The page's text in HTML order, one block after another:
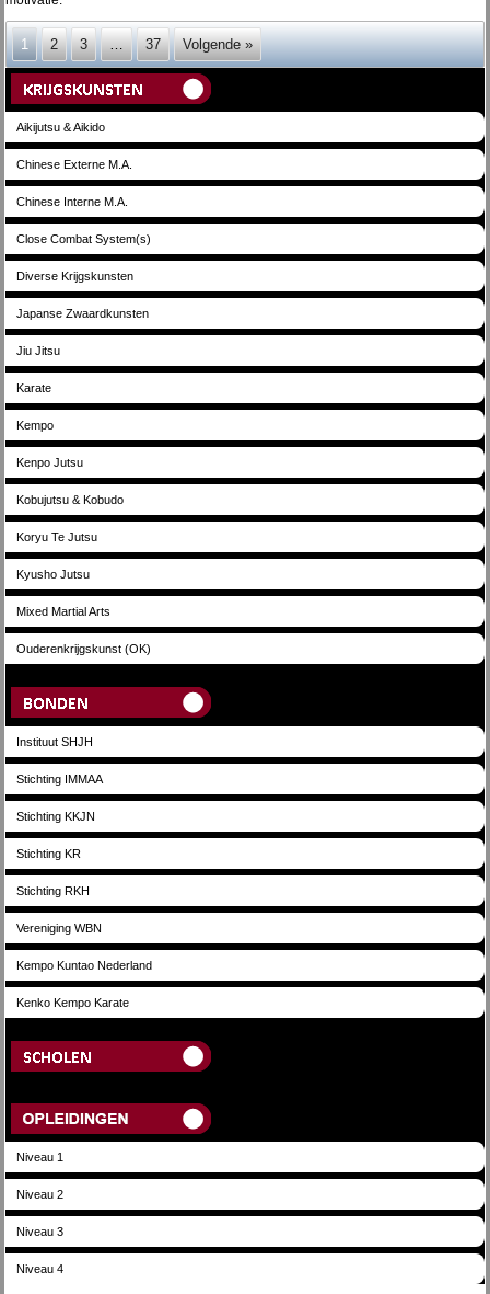
1 2 3 … 37 Volgende »
Aikijutsu & Aikido
Chinese Externe M.A.
Chinese Interne M.A.
Close Combat System(s)
Diverse Krijgskunsten
Japanse Zwaardkunsten
Jiu Jitsu
Karate
Kempo
Kenpo Jutsu
Kobujutsu & Kobudo
Koryu Te Jutsu
Kyusho Jutsu
Mixed Martial Arts
Ouderenkrijgskunst (OK)
Instituut SHJH
Stichting IMMAA
Stichting KKJN
Stichting KR
Stichting RKH
Vereniging WBN
Kempo Kuntao Nederland
Kenko Kempo Karate
Niveau 1
Niveau 2
Niveau 3
Niveau 4